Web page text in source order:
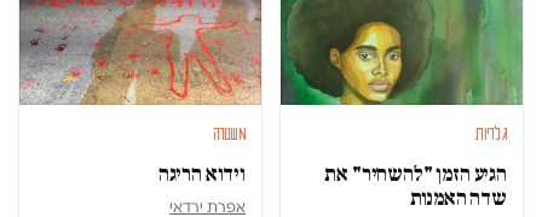
גלריות
הגיע הזמן "להשחיר" את
שדה האמנות
משטרה
וידוא הריגה
אפרת ירדאי